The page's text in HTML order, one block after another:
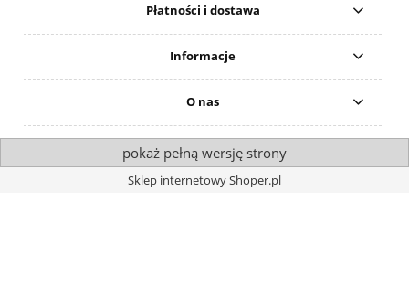
Płatności i dostawa
Informacje
O nas
pokaż pełną wersję strony
Sklep internetowy Shoper.pl